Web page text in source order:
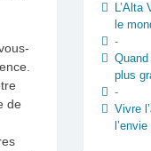
de
L’Alta
le
-
plus
-
Vivre